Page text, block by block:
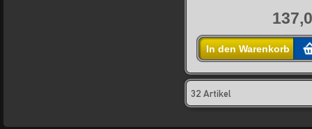
In den Warenkorb
32 Artikel